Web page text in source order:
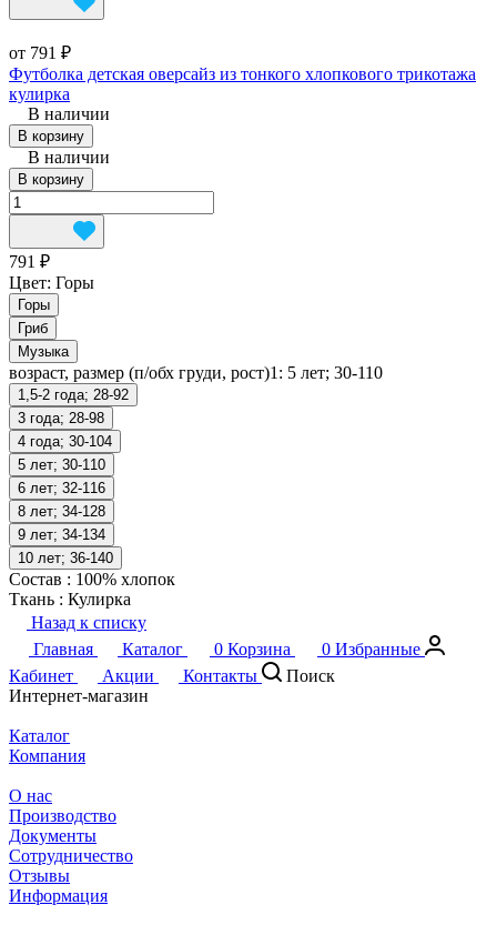
от 791 ₽
Футболка детская оверсайз из тонкого хлопкового трикотажа
кулирка
В наличии
В корзину
В наличии
В корзину
791 ₽
Цвет: Горы
Горы
Гриб
Музыка
возраст, размер (п/обх груди, рост)1: 5 лет; 30-110
1,5-2 года; 28-92
3 года; 28-98
4 года; 30-104
5 лет; 30-110
6 лет; 32-116
8 лет; 34-128
9 лет; 34-134
10 лет; 36-140
Состав : 100% хлопок
Ткань : Кулирка
Назад к списку
Главная
Каталог 0 Корзина 0 Избранные
Кабинет
Акции Контакты
Поиск
Интернет-магазин
Каталог
Компания
О нас
Производство
Документы
Сотрудничество
Отзывы
Информация